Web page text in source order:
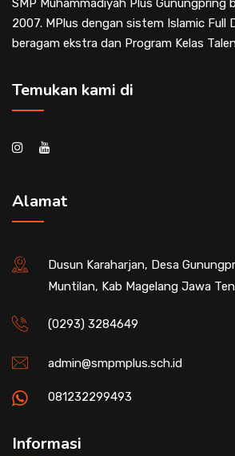
SMP Muhammadiyah Plus Gunungpring
2007. MPlus dengan sistem Islamic Full
beragam ekstra dan Program Kelas
Temukan kami di
Alamat
Dusun Karaharjan, Desa
Muntilan, Kab Magelang Jawa
(0293) 3284649
admin@smpmplus.sch.id
081232299493
Informasi